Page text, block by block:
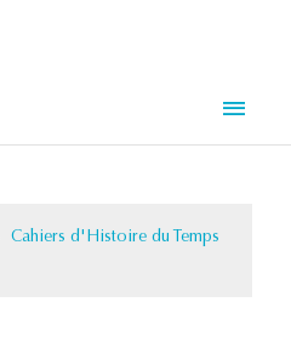
Cahiers d'Histoire du Temps